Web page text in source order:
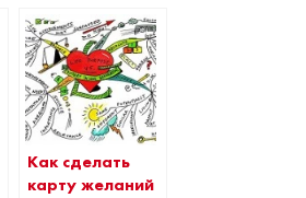
Как сделать
карту желаний